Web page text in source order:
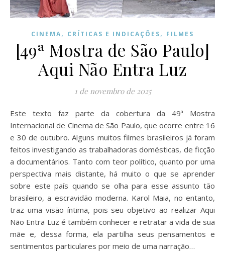
CINEMA, CRÍTICAS E INDICAÇÕES, FILMES
[49ª Mostra de São Paulo]
Aqui Não Entra Luz
1 de novembro de 2025
Este texto faz parte da cobertura da 49ª Mostra
Internacional de Cinema de São Paulo, que ocorre entre 16
e 30 de outubro. Alguns muitos filmes brasileiros já foram
feitos investigando as trabalhadoras domésticas, de ficção
a documentários. Tanto com teor político, quanto por uma
perspectiva mais distante, há muito o que se aprender
sobre este país quando se olha para esse assunto tão
brasileiro, a escravidão moderna. Karol Maia, no entanto,
traz uma visão íntima, pois seu objetivo ao realizar Aqui
Não Entra Luz é também conhecer e retratar a vida de sua
mãe e, dessa forma, ela partilha seus pensamentos e
sentimentos particulares por meio de uma narração…